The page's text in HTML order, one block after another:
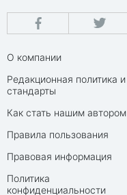
О компании
Редакционная политика и
стандарты
Как стать нашим автором
Правила пользования
Правовая информация
Политика
конфиденциальности